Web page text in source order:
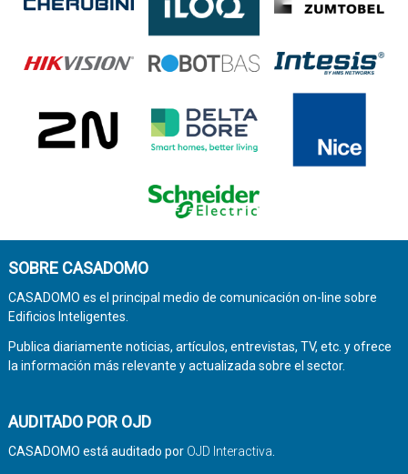
SOBRE CASADOMO
CASADOMO es el principal medio de comunicación on-line sobre
Edificios Inteligentes.
Publica diariamente noticias, artículos, entrevistas, TV, etc. y ofrece
la información más relevante y actualizada sobre el sector.
AUDITADO POR OJD
CASADOMO está auditado por OJD Interactiva